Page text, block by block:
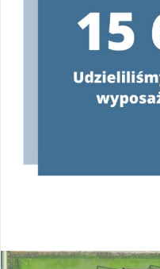
Konsultanci
o